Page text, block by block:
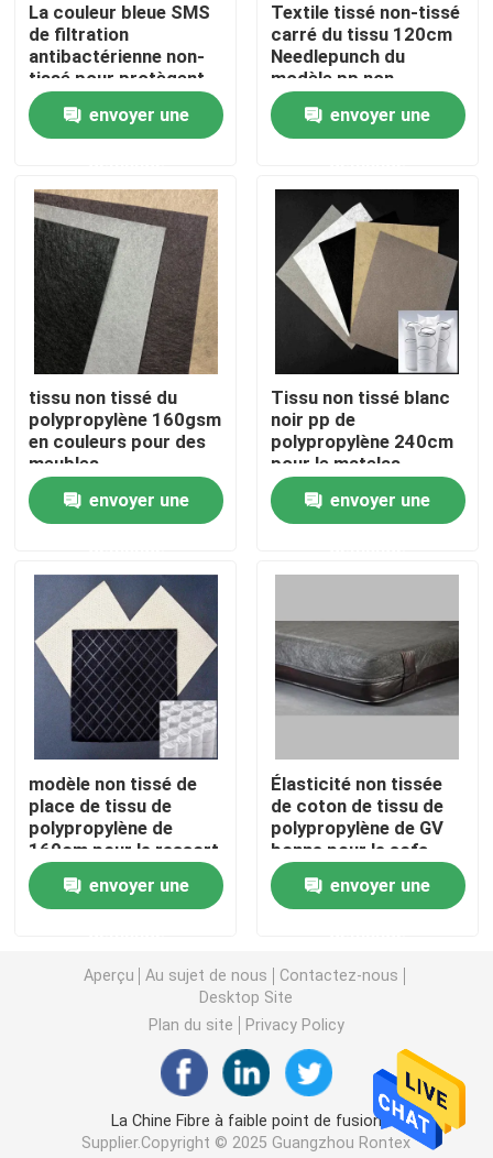
Aperçu
Produits
Visite d'usine
Contrôle de la qualité
Contact
Demande de soumission
Fibre d'agrafe visqueuse
Fibre discontinue de polyester recyclé
Fibre discontinue de polypropylène
Tissu non tissé spunlace
Fibre de polyester acoustique
Fibre de polyester colorée
Fibre de polyester conjuguée creuse de Siliconized
Fibre discontinue de polyesters conjuguée creuse
Fibre discontinue de polyesters de Vierge
La couleur bleue SMS
de filtration
antibactérienne non-
tissé pour protègent
le tissu
envoyer une
Textile tissé non-tissé
carré du tissu 120cm
Needlepunch du
modèle pp non
envoyer une
tissu non tissé du
polypropylène 160gsm
en couleurs pour des
meubles
envoyer une
Tissu non tissé blanc
noir pp de
polypropylène 240cm
pour le matelas
envoyer une
modèle non tissé de
place de tissu de
polypropylène de
160cm pour le ressort
de poche de matelas
envoyer une
Élasticité non tissée
de coton de tissu de
polypropylène de GV
bonne pour le sofa
envoyer une
Aperçu Au sujet de nous
Contactez-nous
Desktop Site
Plan du site
Privacy Policy
La Chine Fibre à faible point de fusion
Supplier.Copyright © 2025 Guangzhou Rontex